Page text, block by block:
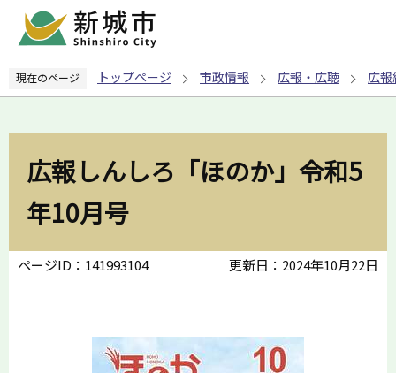
ペ
の
現在のページ トップページ 市政情報 広報・広聴 広報
広報しんしろ「ほのか」令和5
年10月号
ページID：141993104 更新日：2024年10月22日